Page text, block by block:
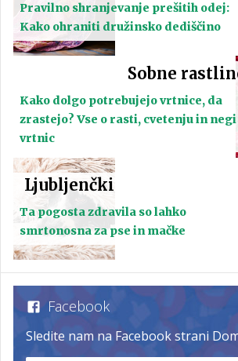
Pravilno shranjevanje prešitih odej:
Kako ohraniti družinsko dediščino
Sobne
Kako dolgo potrebujejo vrtnice, da
zrastejo? Vse o rasti, cvetenju in negi
vrtnic
Ljubljenčki
Ta pogosta zdravila so lahko
smrtonosna za pse in mačke
Facebook
Sledite nam na Facebook strani